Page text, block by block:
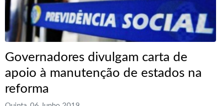
Governadores divulgam carta de
apoio à manutenção de estados na
reforma